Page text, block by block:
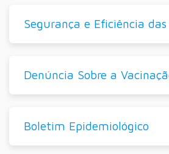
Segurança e Eficiência das
Denúncia Sobre a
Boletim Epidemiológico